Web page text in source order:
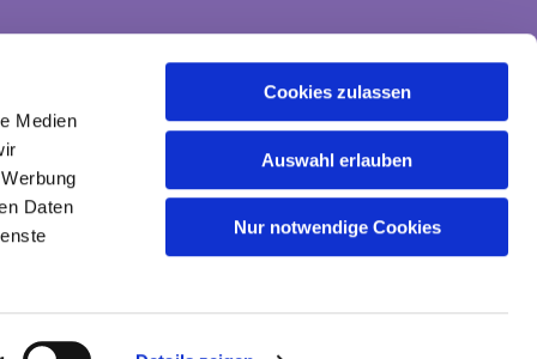
Medien
Daten
Cookies zulassen
Auswahl erlauben
Nur notwendige Cookies